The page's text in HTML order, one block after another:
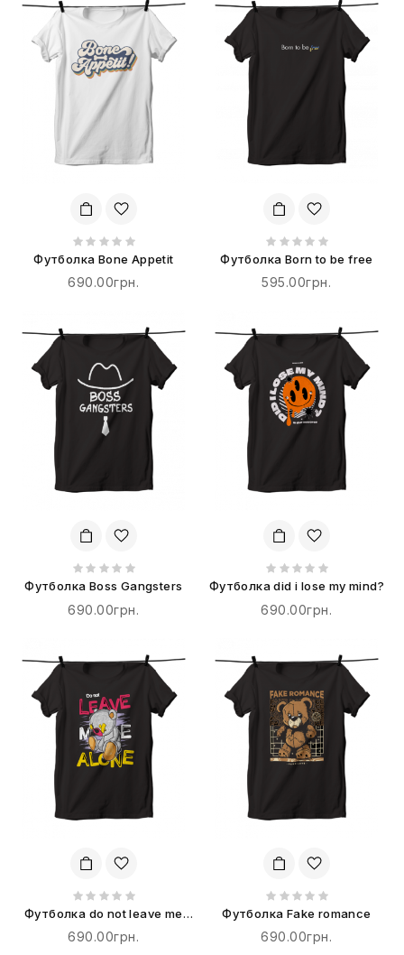
Футболка Bone Appetit
690.00грн.
Футболка Born to be free
595.00грн.
Футболка Boss Gangsters
690.00грн.
Футболка did i lose my mind?
690.00грн.
Футболка do not leave me
alone
690.00грн.
Футболка Fake romance
690.00грн.